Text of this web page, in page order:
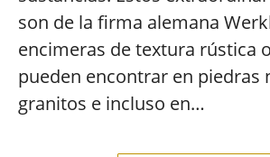
son de la firma alemana
encimeras de textura rústica
pueden encontrar en piedras
granitos e incluso en…